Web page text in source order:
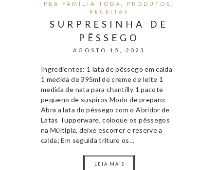
PRA FAMÍLIA TODA
PRODUTOS
RECEITAS
SURPRESINHA DE
PÊSSEGO
AGOSTO 15, 2023
Ingredientes: 1 lata de pêssego em calda
1 medida de 395ml de creme de leite 1
medida de nata para chantilly 1 pacote
pequeno de suspiros Modo de preparo:
Abra a lata do pêssego com o Abridor de
Latas Tupperware, coloque os pêssegos
na Múltipla, deixe escorrer e reserve a
calda; Em seguida triture os…
LEIA MAIS